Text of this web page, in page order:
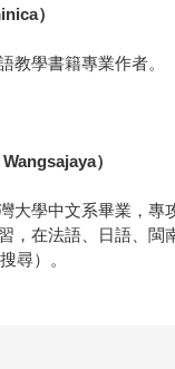
）
教學書籍專業作者。
）
大學中文系畢業，專
，在法語、日語、
尋）。